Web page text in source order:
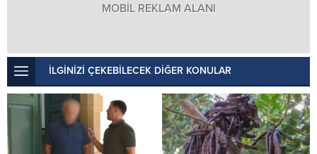
MOBİL REKLAM ALANI
İLGİNİZİ ÇEKEBİLECEK DİĞER KONULAR